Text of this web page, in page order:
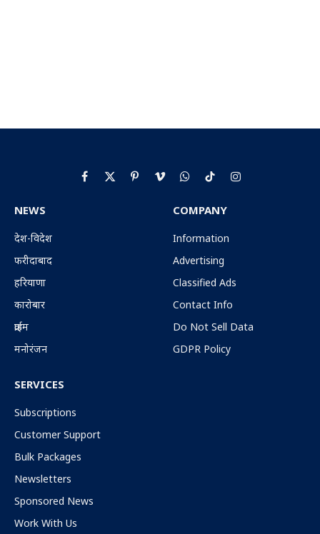
Facebook
X
PinterestVimeoWhatsApp
TikTokInstagram
NEWS
देश-विदेश
फरीदाबाद
हरियाणा
कारोबार
क्राईम
मनोरंजन
COMPANY
Information
Advertising
Classified Ads
Contact Info
Do Not Sell Data
GDPR Policy
SERVICES
Subscriptions
Customer Support
Bulk Packages
Newsletters
Sponsored News
Work With Us